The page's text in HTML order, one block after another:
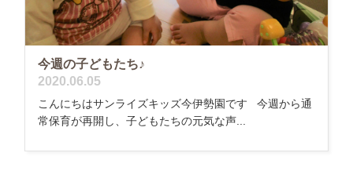
今週の子どもたち♪
2020.06.05
こんにちはサンライズキッズ今伊勢園です 今週から通
常保育が再開し、子どもたちの元気な声...